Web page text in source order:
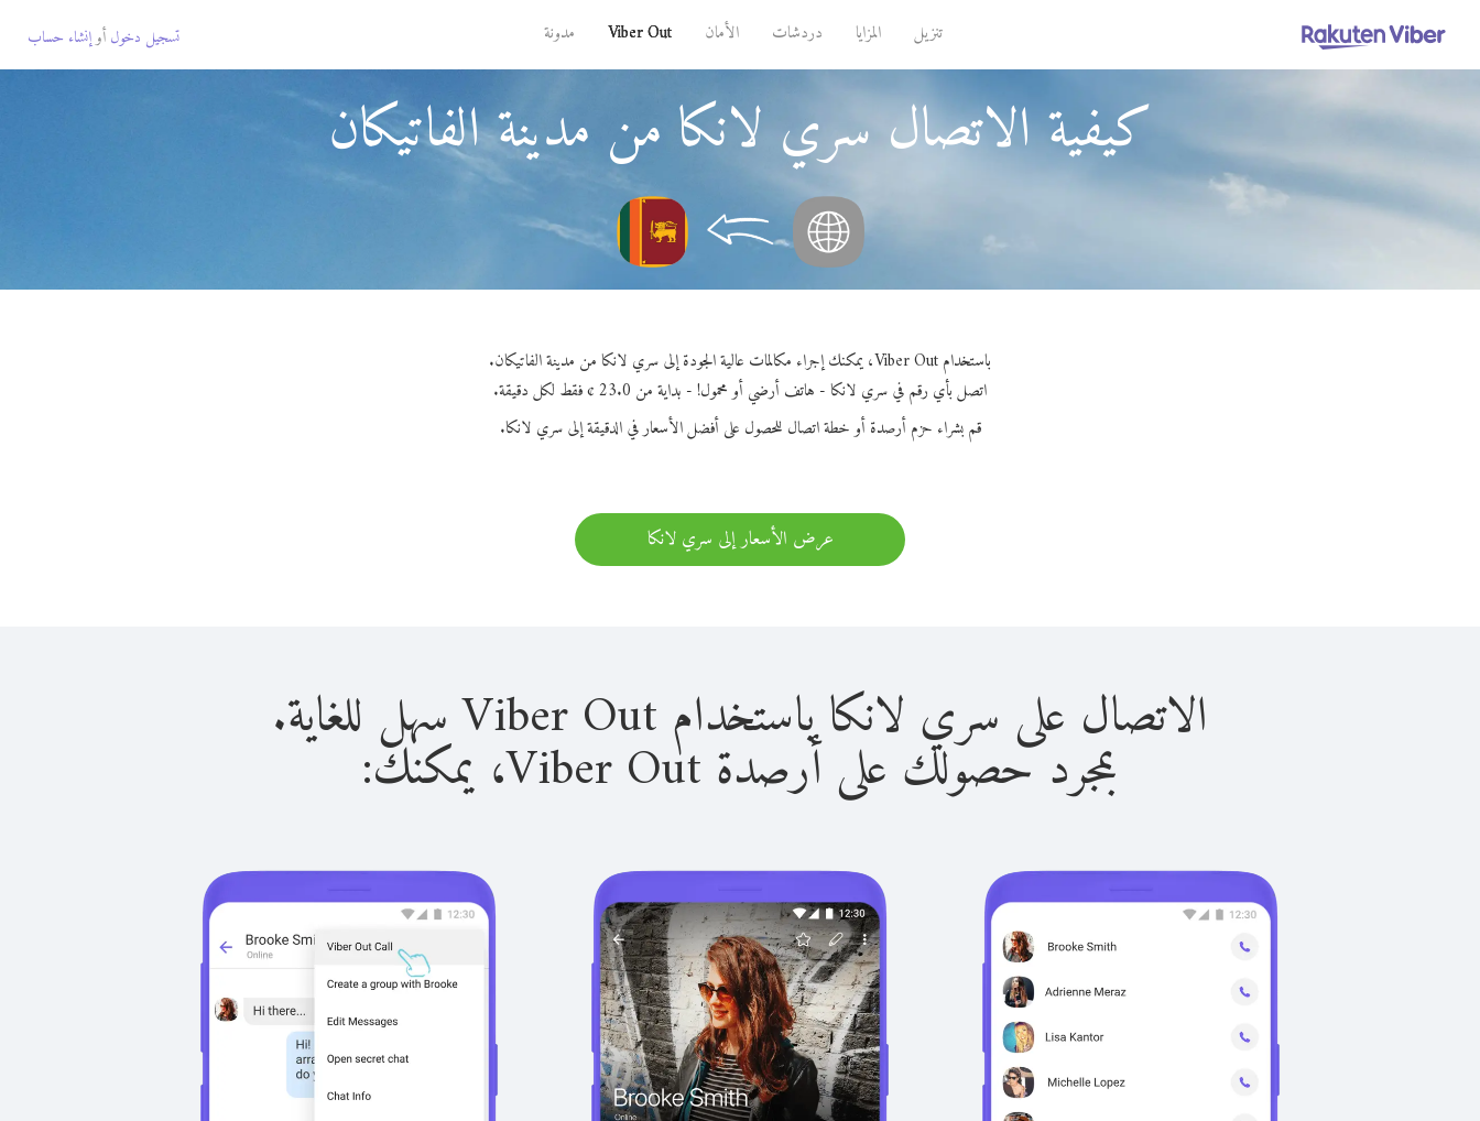
تنزيل المزايا دردشات الأمان Viber Out مدونة تسجيل دخول أوإنشاء حساب
كيفية الاتصال سري لانكا من مدينة الفاتيكان
باستخدام Viber Out، يمكنك إجراء مكالمات عالية الجودة إلى سري لانكا من مدينة الفاتيكان.
اتصل بأي رقم في سري لانكا - هاتف أرضي أو محمول! - بداية من 23.0 ¢ فقط لكل دقيقة.
قم بشراء حزم أرصدة أو خطة اتصال للحصول على أفضل الأسعار في الدقيقة إلى سري لانكا.
عرض الأسعار إلى سري لانكا
الاتصال على سري لانكا باستخدام Viber Out سهل للغاية.
بمجرد حصولك على أرصدة Viber Out، يمكنك: